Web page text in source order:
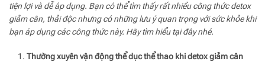
tiện lợi và dễ áp dụng. Bạn có thể tìm thấy rất nhiều công thức detox
giảm cân, thải độc nhưng có những lưu ý quan trọng với sức khỏe khi
bạn áp dụng các công thức này. Hãy tìm hiểu tại đây nhé.
Thường xuyên vận động thể dục thể thao khi detox giảm cân